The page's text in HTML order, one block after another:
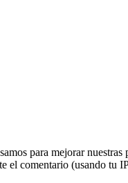
para mejorar
el comentario (usando tu